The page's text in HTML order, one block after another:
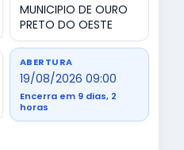
MUNICIPIO DE OURO
PRETO DO OESTE
ABERTURA
19/08/2026 09:00
Encerra em 9 dias, 2
horas